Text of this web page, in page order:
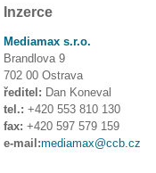
Inzerce
Mediamax s.r.o.
Brandlova 9
702 00 Ostrava
ředitel: Dan Koneval
tel.: +420 553 810 130
fax: +420 597 579 159
e-mail:mediamax@ccb.cz